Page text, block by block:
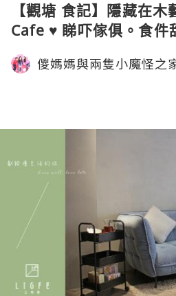
【觀塘 食記】隱藏在
Cafe ♥ 睇吓傢俱。食件
廿一由八
儍媽媽與兩隻小魔怪之